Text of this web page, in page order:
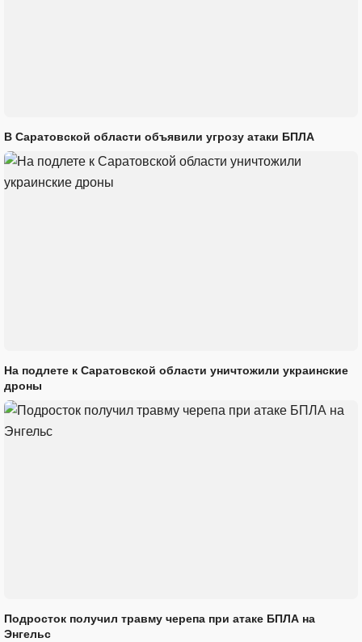
В Саратовской области объявили угрозу атаки БПЛА
На подлете к Саратовской области уничтожили украинские
дроны
Подросток получил травму черепа при атаке БПЛА на
Энгельс